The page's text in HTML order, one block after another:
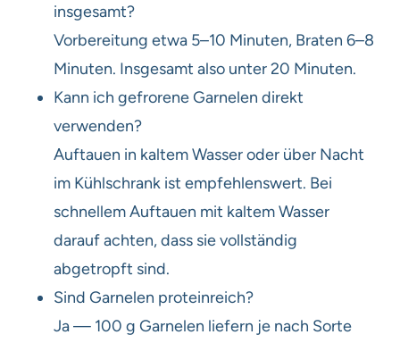
insgesamt?
Vorbereitung etwa 5–10 Minuten, Braten 6–8
Minuten. Insgesamt also unter 20 Minuten.
Kann ich gefrorene Garnelen direkt
verwenden?
Auftauen in kaltem Wasser oder über Nacht
im Kühlschrank ist empfehlenswert. Bei
schnellem Auftauen mit kaltem Wasser
darauf achten, dass sie vollständig
abgetropft sind.
Sind Garnelen proteinreich?
Ja — 100 g Garnelen liefern je nach Sorte